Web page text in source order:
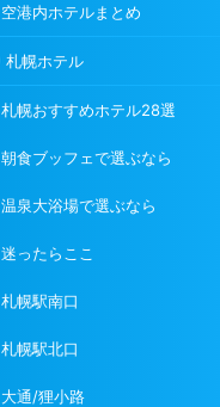
空港内ホテルまとめ
札幌ホテル
札幌おすすめホテル28選
朝食ブッフェで選ぶなら
温泉大浴場で選ぶなら
迷ったらここ
札幌駅南口
札幌駅北口
大通/狸小路